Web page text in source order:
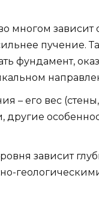
многом зависит
пучение.
фундамент,
– его вес
другие
зависит